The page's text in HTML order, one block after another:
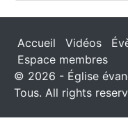
Accueil Vidéos
Espace membres
© 2026 - Église
Tous. All rights